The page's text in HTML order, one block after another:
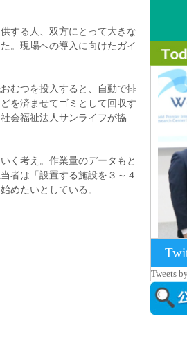
する人、双方にとって大きな
。現場への導入に向けたガイ
むつを投入すると、自動で排
を済ませてゴミとして回収す
会福祉法人サンライフが協
く考え。作業量のデータもと
者は「設置する施設を３～４
めたいとしている。
京
大...
Tweets